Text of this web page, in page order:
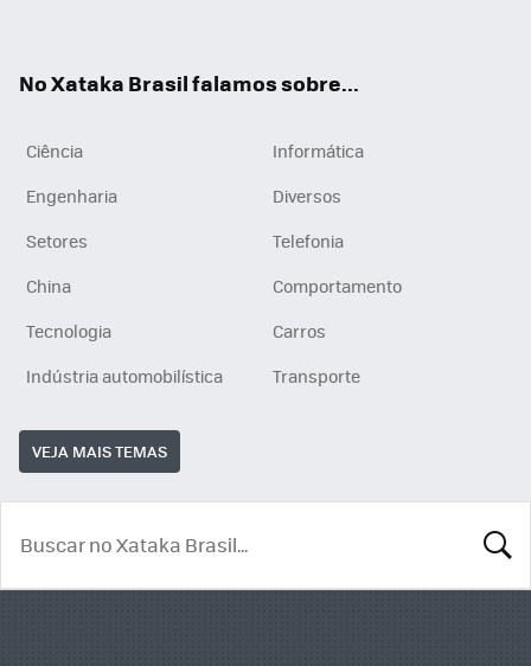
No Xataka Brasil falamos sobre...
Ciência
Informática
Engenharia
Diversos
Setores
Telefonia
China
Comportamento
Tecnologia
Carros
Indústria automobilística
Transporte
VEJA MAIS TEMAS